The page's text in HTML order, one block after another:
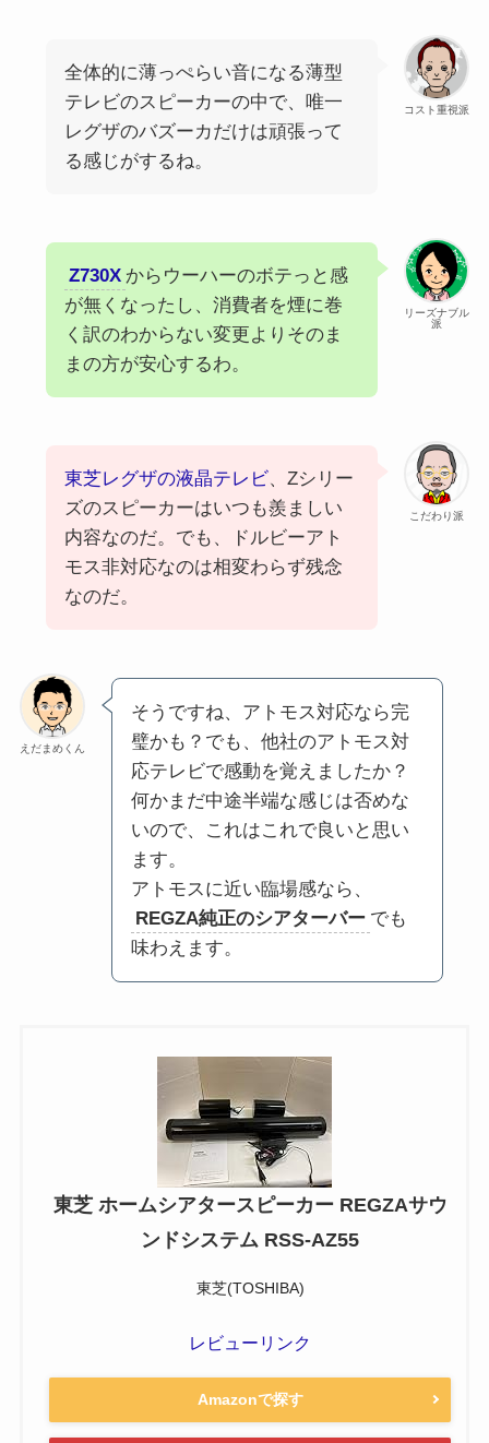
コスト重視派
全体的に薄っぺらい音になる薄型
テレビのスピーカーの中で、唯一
レグザのバズーカだけは頑張って
る感じがするね。
リーズナブル
派
Z730X からウーハーのボテっと感
が無くなったし、消費者を煙に巻
く訳のわからない変更よりそのま
まの方が安心するわ。
こだわり派
東芝レグザの液晶テレビ、Zシリー
ズのスピーカーはいつも羨ましい
内容なのだ。でも、ドルビーアト
モス非対応なのは相変わらず残念
なのだ。
えだまめくん
そうですね、アトモス対応なら完
璧かも？でも、他社のアトモス対
応テレビで感動を覚えましたか？
何かまだ中途半端な感じは否めな
いので、これはこれで良いと思い
ます。
アトモスに近い臨場感なら、
REGZA純正のシアターバー でも
味わえます。
東芝 ホームシアタースピーカー REGZAサウ
ンドシステム RSS-AZ55
東芝(TOSHIBA)
レビューリンク
Amazonで探す